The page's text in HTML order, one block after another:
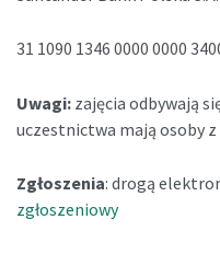
31 1090 1346 0000 0000
Uwagi: zajęcia odbywają
uczestnictwa mają osoby z
Zgłoszenia: drogą
zgłoszeniowy